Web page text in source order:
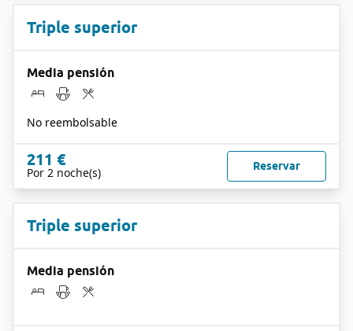
Triple superior
Media pensión
No reembolsable
211 €
Por 2 noche(s) Reservar
Triple superior
Media pensión